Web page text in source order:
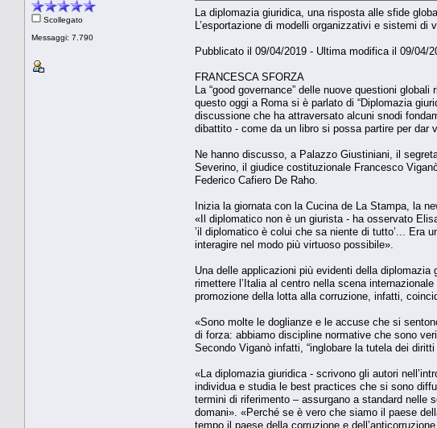
Scollegato
Messaggi: 7.790
La diplomazia giuridica, una risposta alle sfide
L’esportazione di modelli organizzativi e sistemi di
Pubblicato il 09/04/2019 - Ultima modifica il 09/04/
FRANCESCA SFORZA
La “good governance” delle nuove questioni
questo oggi a Roma si è parlato di “Diplomazia
discussione che ha attraversato alcuni snodi
dibattito - come da un libro si possa partire per dar
Ne hanno discusso, a Palazzo Giustiniani, il
Severino, il giudice costituzionale Francesco
Federico Cafiero De Raho.
Inizia la giornata con la Cucina de La Stampa, la
«Il diplomatico non è un giurista - ha osservato
’il diplomatico è colui che sa niente di tutto’... Era
interagire nel modo più virtuoso possibile».
Una delle applicazioni più evidenti della diplomazia
rimettere l’Italia al centro nella scena
promozione della lotta alla corruzione, infatti,
«Sono molte le doglianze e le accuse che si
di forza: abbiamo discipline normative che sono
Secondo Viganò infatti, “inglobare la tutela dei
«La diplomazia giuridica - scrivono gli autori
individua e studia le best practices che si sono
termini di riferimento – assurgano a standard nelle
domani». «Perché se è vero che siamo il paese
tempo il paese della corruzione e